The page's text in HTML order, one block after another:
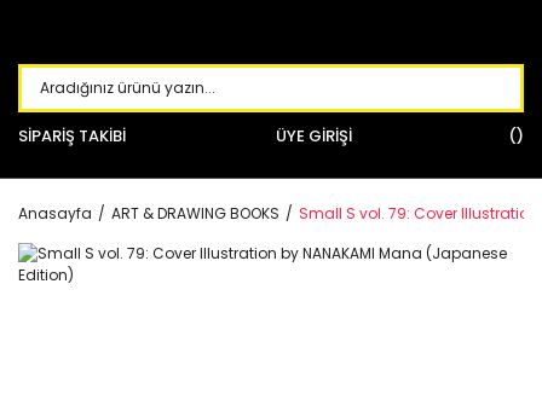
SİPARİŞ TAKİBİ ÜYE GİRİŞİ
Anasayfa ART & DRAWING BOOKS Small S vol. 79: Cover